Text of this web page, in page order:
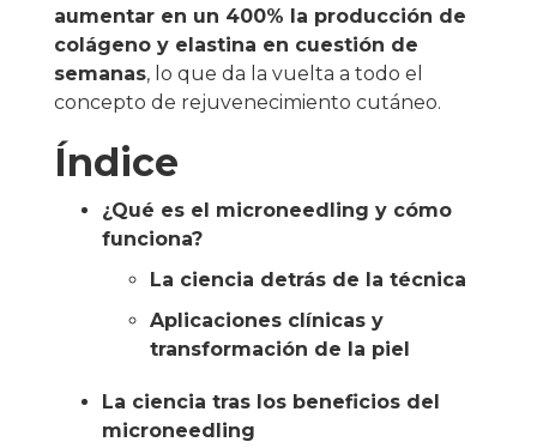
aumentar en un 400% la producción de
colágeno y elastina en cuestión de
semanas, lo que da la vuelta a todo el
concepto de rejuvenecimiento cutáneo.
Índice
¿Qué es el microneedling y cómo
funciona?
La ciencia detrás de la técnica
Aplicaciones clínicas y
transformación de la piel
La ciencia tras los beneficios del
microneedling